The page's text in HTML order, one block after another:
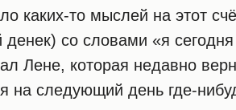
каких-то мыслей на этот
денек) со словами «я
Лене, которая недавно
на следующий день где-